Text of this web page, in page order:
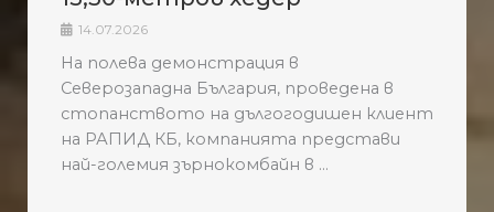
14.07.2026
На полева демонстрация в
Северозападна България, проведена в
стопанството на дългогодишен клиент
на РАПИД КБ, компанията представи
най-големия зърнокомбайн в ...